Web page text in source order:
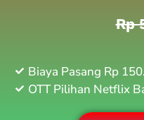
Rp
Biaya Pasang Rp
OTT Pilihan Netflix